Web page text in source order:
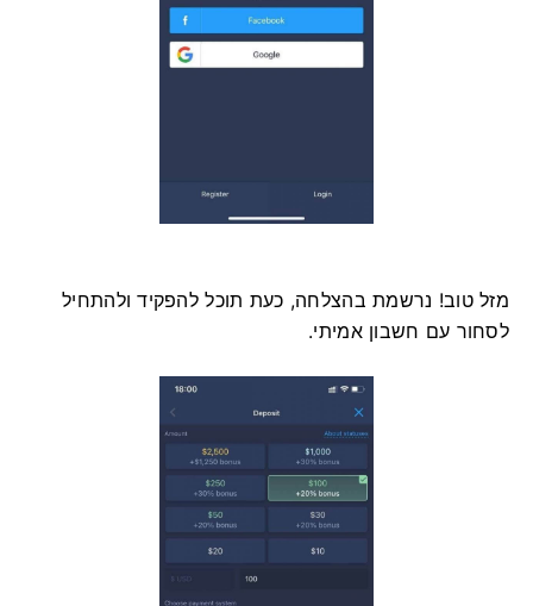
מזל טוב! נרשמת בהצלחה, כעת תוכל להפקיד ולהתחיל
לסחור עם חשבון אמיתי.